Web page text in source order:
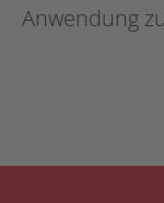
Anwendung